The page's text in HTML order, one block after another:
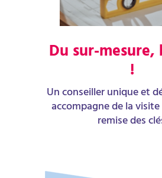
Du sur-
!
Un conseiller unique et
accompagne de la
remise des